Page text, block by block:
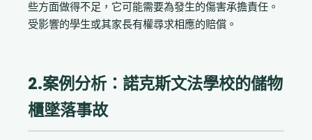
些方面做得不足，它可能需要為發生的傷害承擔責任。
受影響的學生或其家長有權尋求相應的賠償。
2.案例分析：諾克斯文法學校的儲物
櫃墜落事故